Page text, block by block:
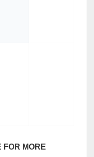
FOR MORE